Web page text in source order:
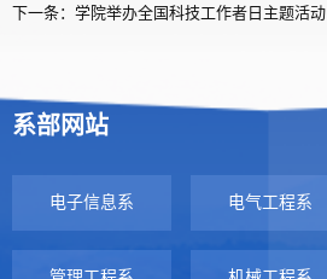
下一条：学院举办全国科技工作者日主题活动
系部网站
电子信息系 电气工程系